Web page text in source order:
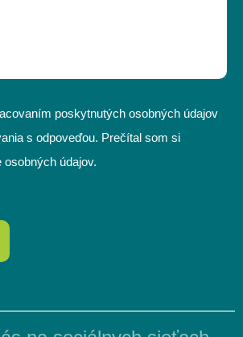
poskytnutých osobných údajov
s odpoveďou. Prečítal som si
osobných údajov.